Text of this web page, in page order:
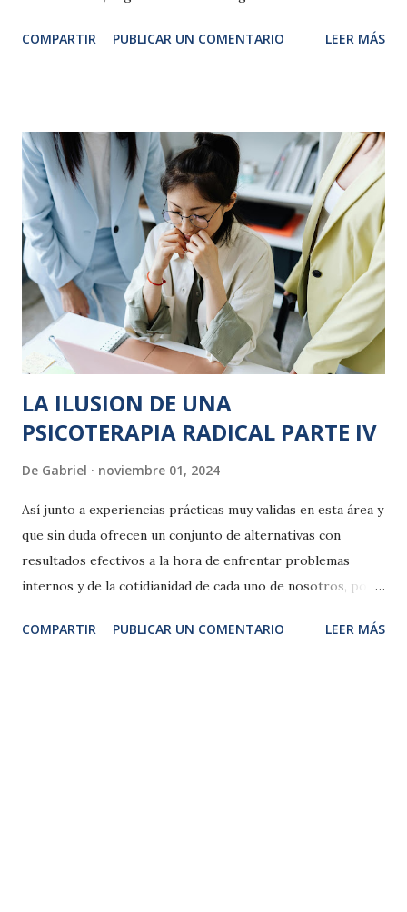
mas de 850 personas, en diversas comunidades autonomas,
aumento muy significativo en e l número de intoxicaciones
alimentarias. Habrá que esperar para el año 2025 el informe
de la Agencia Española de Seguridad Alimentaria y
Nutrición (AESAN) para conocer en concreto la situación.
Asi como los que realicen cada comunidad autonoma
entorno a esta situacion . Para que conozcas mejor como
funciona este organismo te damos en este video un poco
mas sde informa...
COMPARTIR PUBLICAR UN COMENTARIO LEER MÁS
LA ILUSION DE UNA
PSICOTERAPIA RADICAL PARTE IV
De Gabriel noviembre 01, 2024
Así junto a experiencias prácticas muy validas en esta área y
que sin duda ofrecen un conjunto de alternativas con
resultados efectivos a la hora de enfrentar problemas
internos y de la cotidianidad de cada uno de nosotros, por
pervertido ideológicamente, ha sido fagocitada por los
COMPARTIR PUBLICAR UN COMENTARIO LEER MÁS